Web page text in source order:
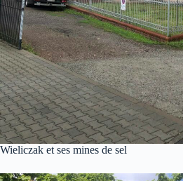
Wieliczak et ses mines de sel